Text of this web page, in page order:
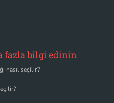
fazla bilgi edinin
nasıl seçilir?